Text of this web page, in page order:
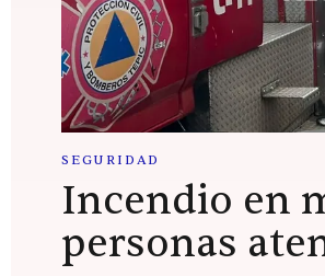
SEGURIDAD
Incendio en
personas